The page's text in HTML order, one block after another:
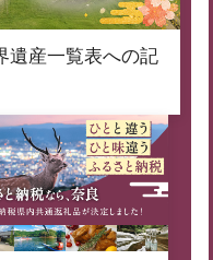
遺産一覧表への記